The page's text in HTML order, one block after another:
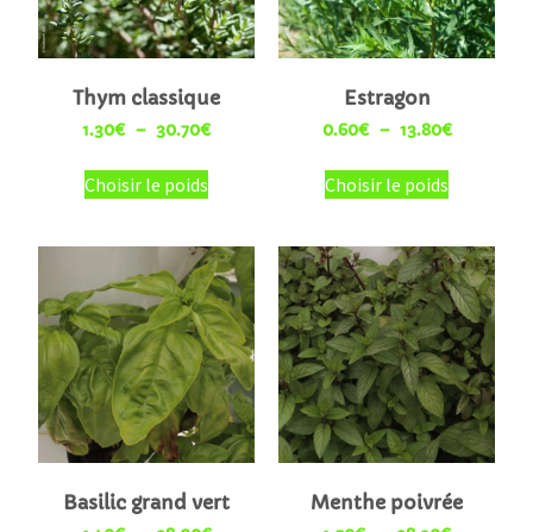
Thym classique
1.30€ – 30.70€
Choisir le poids
Estragon
0.60€ – 13.80€
Choisir le poids
Basilic grand vert Menthe poivrée